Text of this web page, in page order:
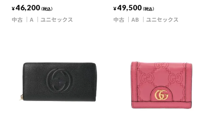
¥46,200（税込）
中古 A ユニセックス
¥49,500（税込）
中古 AB ユニセックス